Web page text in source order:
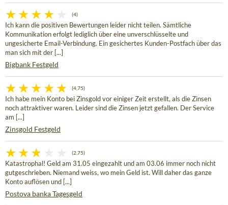
(4)
Ich kann die positiven Bewertungen leider nicht teilen. Sämtliche
Kommunikation erfolgt lediglich über eine unverschlüsselte und
ungesicherte Email-Verbindung. Ein gesichertes Kunden-Postfach über das
man sich mit der [...]
Bigbank Festgeld
(4,75)
Ich habe mein Konto bei Zinsgold vor einiger Zeit erstellt, als die Zinsen
noch attraktiver waren. Leider sind die Zinsen jetzt gefallen. Der Service
am [...]
Zinsgold Festgeld
(2,75)
Katastrophal! Geld am 31.05 eingezahlt und am 03.06 immer noch nicht
gutgeschrieben. Niemand weiss, wo mein Geld ist. Will daher das ganze
Konto auflösen und [...]
Postova banka Tagesgeld